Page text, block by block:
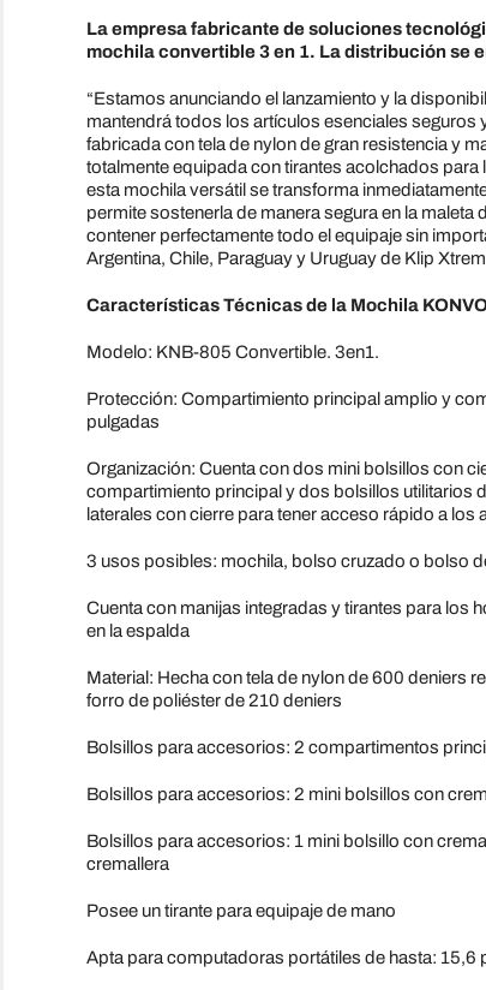
La empresa fabricante de soluciones
mochila convertible 3 en 1. La distribución se
“Estamos anunciando el lanzamiento y la
mantendrá todos los artículos esenciales seguros
fabricada con tela de nylon de gran resistencia y
totalmente equipada con tirantes acolchados
esta mochila versátil se transforma
permite sostenerla de manera segura en la
contener perfectamente todo el equipaje sin
Argentina, Chile, Paraguay y Uruguay de Klip
Características Técnicas de la Mochila
Modelo: KNB-805 Convertible. 3en1.
Protección: Compartimiento principal amplio y
pulgadas
Organización: Cuenta con dos mini bolsillos con
compartimiento principal y dos bolsillos utilitarios
laterales con cierre para tener acceso rápido a los
3 usos posibles: mochila, bolso cruzado o bolso
Cuenta con manijas integradas y tirantes para los
en la espalda
Material: Hecha con tela de nylon de 600 deniers
forro de poliéster de 210 deniers
Bolsillos para accesorios: 2 compartimentos
Bolsillos para accesorios: 2 mini bolsillos con
Bolsillos para accesorios: 1 mini bolsillo con
cremallera
Posee un tirante para equipaje de mano
Apta para computadoras portátiles de hasta: 15,6